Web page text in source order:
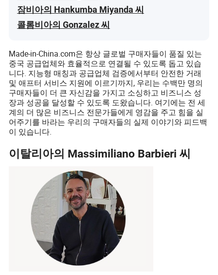
잠비아의 Hankumba Miyanda 씨
콜롬비아의 Gonzalez 씨
Made-in-China.com은 항상 글로벌 구매자들이 품질 있는
중국 공급업체와 효율적으로 연결될 수 있도록 돕고 있습
니다. 지능형 매칭과 공급업체 검증에서부터 안전한 거래
및 애프터 서비스 지원에 이르기까지, 우리는 수백만 명의
구매자들이 더 큰 자신감을 가지고 소싱하고 비즈니스 성
장과 성공을 달성할 수 있도록 도왔습니다. 여기에는 전 세
계의 더 많은 비즈니스 전문가들에게 영감을 주고 힘을 실
어주기를 바라는 우리의 구매자들의 실제 이야기와 피드백
이 있습니다.
이탈리아의 Massimiliano Barbieri 씨